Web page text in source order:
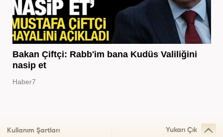
Bakan Çiftçi: Rabb'im bana Kudüs Valiliğini
nasip et
Haber7
Kullanım Şartları Yukarı Çık